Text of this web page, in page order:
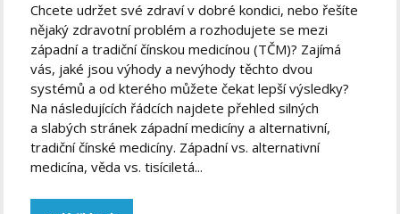
Chcete udržet své zdraví v dobré kondici, nebo řešíte
nějaký zdravotní problém a rozhodujete se mezi
západní a tradiční čínskou medicínou (TČM)? Zajímá
vás, jaké jsou výhody a nevýhody těchto dvou
systémů a od kterého můžete čekat lepší výsledky?
Na následujících řádcích najdete přehled silných
a slabých stránek západní medicíny a alternativní,
tradiční čínské medicíny. Západní vs. alternativní
medicína, věda vs. tisíciletá...